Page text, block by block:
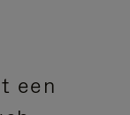
een